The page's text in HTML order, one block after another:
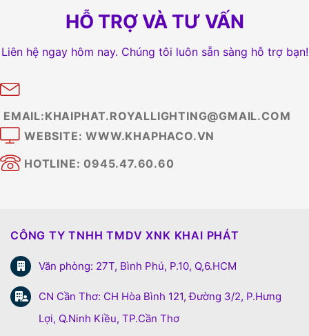
HỖ TRỢ VÀ TƯ VẤN
Liên hệ ngay hôm nay. Chúng tôi luôn sẵn sàng hỗ trợ bạn!
EMAIL:KHAIPHAT.ROYALLIGHTING@GMAIL.COM
WEBSITE: WWW.KHAPHACO.VN
HOTLINE: 0945.47.60.60
CÔNG TY TNHH TMDV XNK KHAI PHÁT
Văn phòng: 27T, Bình Phú, P.10, Q,6.HCM
CN Cần Thơ: CH Hòa Bình 121, Đường 3/2, P.Hưng
Lợi, Q.Ninh Kiều, TP.Cần Thơ